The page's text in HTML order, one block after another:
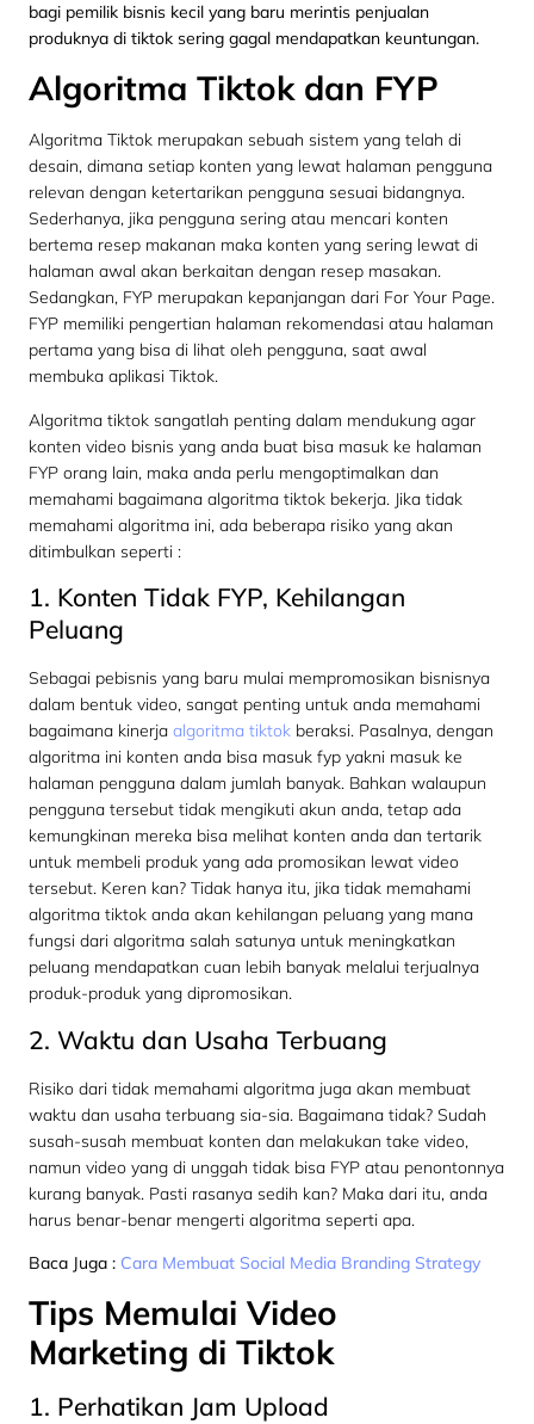
bagi pemilik bisnis kecil yang baru merintis penjualan
produknya di tiktok sering gagal mendapatkan keuntungan.
Algoritma Tiktok dan FYP
Algoritma Tiktok merupakan sebuah sistem yang telah di
desain, dimana setiap konten yang lewat halaman pengguna
relevan dengan ketertarikan pengguna sesuai bidangnya.
Sederhanya, jika pengguna sering atau mencari konten
bertema resep makanan maka konten yang sering lewat di
halaman awal akan berkaitan dengan resep masakan.
Sedangkan, FYP merupakan kepanjangan dari For Your Page.
FYP memiliki pengertian halaman rekomendasi atau halaman
pertama yang bisa di lihat oleh pengguna, saat awal
membuka aplikasi Tiktok.
Algoritma tiktok sangatlah penting dalam mendukung agar
konten video bisnis yang anda buat bisa masuk ke halaman
FYP orang lain, maka anda perlu mengoptimalkan dan
memahami bagaimana algoritma tiktok bekerja. Jika tidak
memahami algoritma ini, ada beberapa risiko yang akan
ditimbulkan seperti :
1. Konten Tidak FYP, Kehilangan
Peluang
Sebagai pebisnis yang baru mulai mempromosikan bisnisnya
dalam bentuk video, sangat penting untuk anda memahami
bagaimana kinerja algoritma tiktok beraksi. Pasalnya, dengan
algoritma ini konten anda bisa masuk fyp yakni masuk ke
halaman pengguna dalam jumlah banyak. Bahkan walaupun
pengguna tersebut tidak mengikuti akun anda, tetap ada
kemungkinan mereka bisa melihat konten anda dan tertarik
untuk membeli produk yang ada promosikan lewat video
tersebut. Keren kan? Tidak hanya itu, jika tidak memahami
algoritma tiktok anda akan kehilangan peluang yang mana
fungsi dari algoritma salah satunya untuk meningkatkan
peluang mendapatkan cuan lebih banyak melalui terjualnya
produk-produk yang dipromosikan.
2. Waktu dan Usaha Terbuang
Risiko dari tidak memahami algoritma juga akan membuat
waktu dan usaha terbuang sia-sia. Bagaimana tidak? Sudah
susah-susah membuat konten dan melakukan take video,
namun video yang di unggah tidak bisa FYP atau penontonnya
kurang banyak. Pasti rasanya sedih kan? Maka dari itu, anda
harus benar-benar mengerti algoritma seperti apa.
Baca Juga : Cara Membuat Social Media Branding Strategy
Tips Memulai Video
Marketing di Tiktok
1. Perhatikan Jam Upload